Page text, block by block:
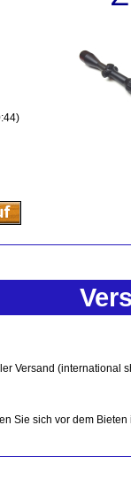
Versand (international
Sie sich vor dem